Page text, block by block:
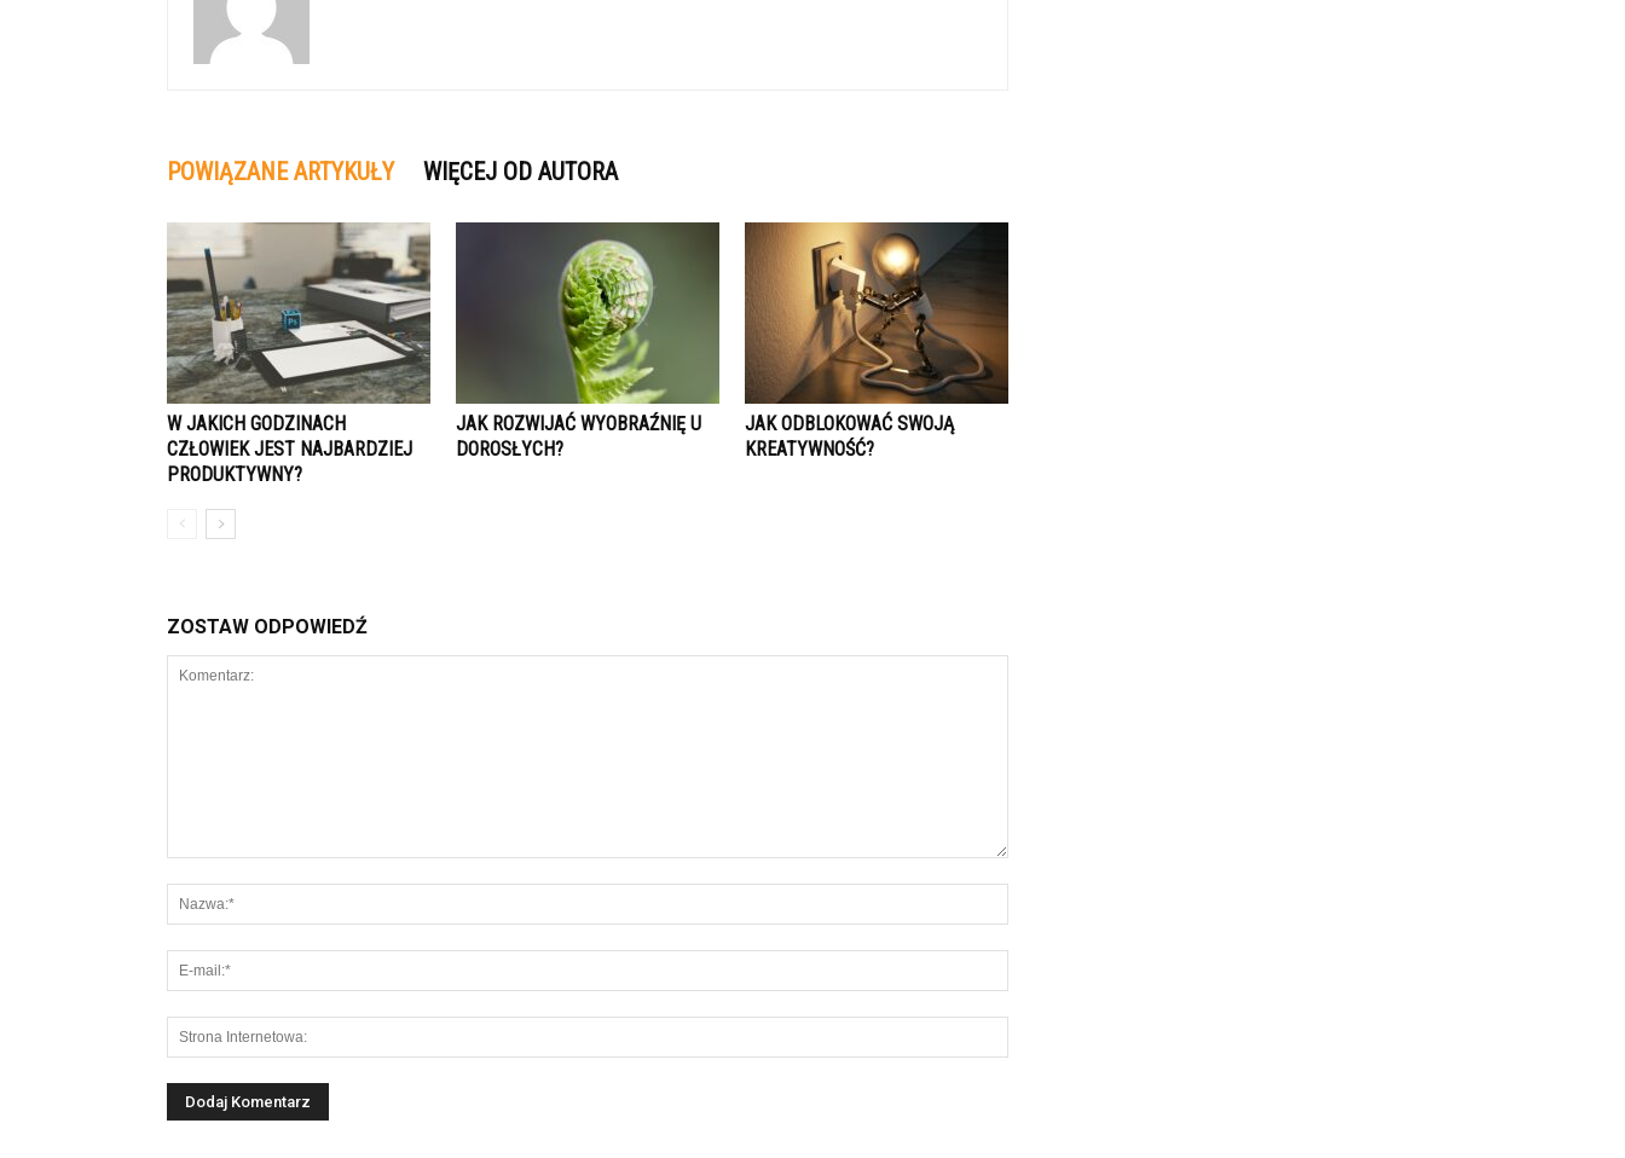
POWIĄZANE ARTYKUŁY WIĘCEJ OD AUTORA
W JAKICH GODZINACH
CZŁOWIEK JEST NAJBARDZIEJ
PRODUKTYWNY?
JAK ROZWIJAĆ WYOBRAŹNIĘ U
DOROSŁYCH?
JAK ODBLOKOWAĆ SWOJĄ
KREATYWNOŚĆ?
ZOSTAW ODPOWIEDŹ